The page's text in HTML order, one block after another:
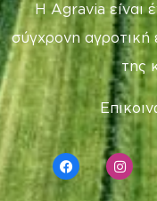
Η Agravia είναι
σύγχρονη αγροτική
της